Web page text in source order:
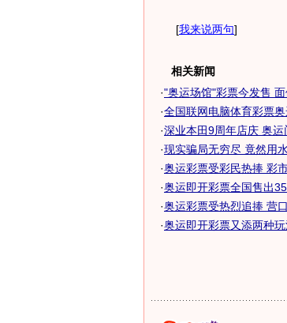
[我来说两句]
相关新闻
·"奥运场馆"彩票今发售
·全国联网电脑体育彩票
·深业本田9周年店庆 奥运
·现实骗局无穷尽 竟然用
·奥运彩票受彩民热捧 彩
·奥运即开彩票全国售出
·奥运彩票受热烈追捧 营
·奥运即开彩票又添两种玩